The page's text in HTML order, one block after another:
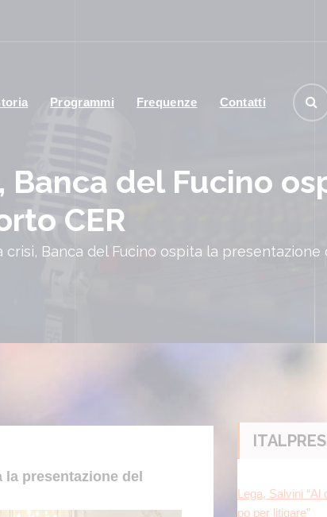
Programmi Frequenze Contatti
del Fucino
CER
crisi, Banca del Fucino ospita la presentazione
presentazione del
po per litigare”